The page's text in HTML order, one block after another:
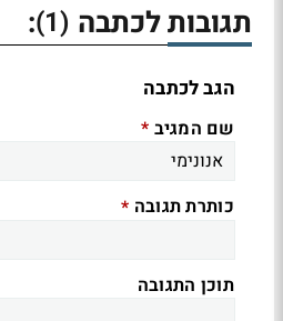
תגובות לכתבה (1)
:
הגב לכתבה
שם המגיב *
כותרת תגובה *
תוכן התגובה